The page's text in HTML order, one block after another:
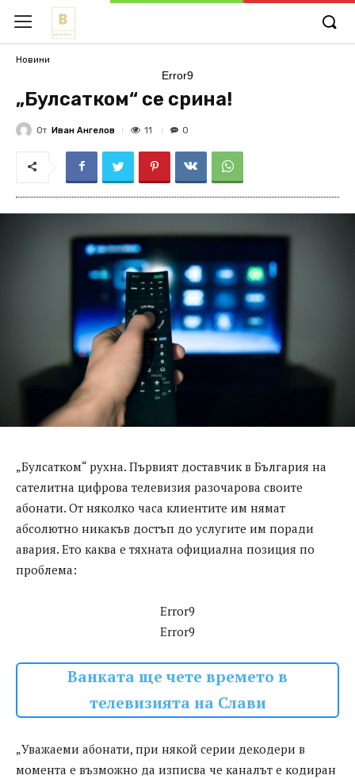
Новини
Error9
„Булсатком“ се срина!
От Иван Ангелов 11 0
„Булсатком“ рухна. Първият доставчик в България на
сателитна цифрова телевизия разочарова своите
абонати. От няколко часа клиентите им нямат
абсолютно никакъв достъп до услугите им поради
авария. Ето каква е тяхната официална позиция по
проблема:
Error9
Error9
Ванката ще чете времето в
телевизията на Слави
„Уважаеми абонати, при някой серии декодери в
момента е възможно да изписва че каналът е кодиран